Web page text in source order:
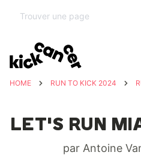
HOME RUN TO KICK 2024
LET'S RUN
par Antoine